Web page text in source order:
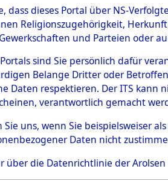
von
Toter aus
Ort ihrer
0003
dass dieses Portal über NS-
Religionszugehörigkeit,
und Parteien oder
sind Sie persönlich dafür
Belange Dritter oder
Daten respektieren. Der ITS
verantwortlich gemacht
Sie uns, wenn Sie beispielsweiser
Daten nicht
über die Datenrichtlinie der Arolsen